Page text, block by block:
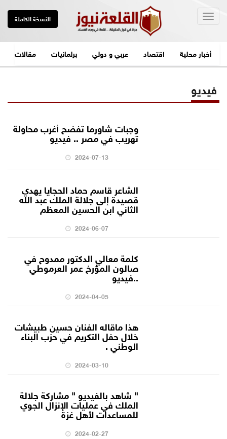
النسخة الكاملة
أخبار محلية اقتصاد عربي و دولي برلمانيات مقالات
فيديو
وجبات شاورما تفضح أغرب محاولة
تهريب في مصر .. فيديو
2024-07-13
الشاعر قاسم حماد الحجايا يهدي
قصيدة إلى جلالة الملك عبد الله
الثاني ابن الحسين المعظم
2024-06-07
كلمة معالي الدكتور ممدوح في
صالون المؤرخ عمر العرموطي
..فيديو
2024-04-05
هذا ماقاله الفنان حسين طبيشات
خلال حفل التكريم في حزب البناء
الوطني .
2024-03-10
" شاهد بالفيديو " مشاركة جلالة
الملك في عمليات الإنزال الجوي
للمساعدات لأهل غزة
2024-02-27